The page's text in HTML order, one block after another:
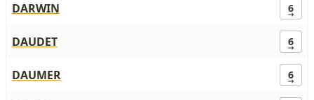
DARWIN 6
DAUDET 6
DAUMER 6